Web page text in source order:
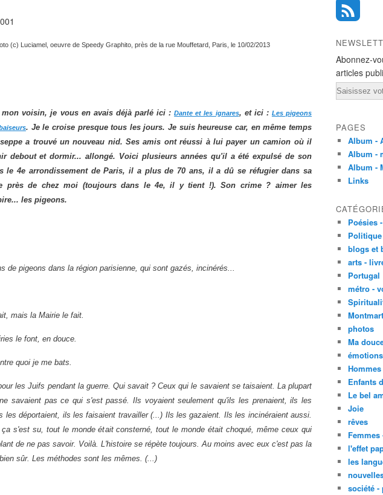
(c) Luciamel, oeuvre de Speedy Graphito, près de la rue Mouffetard, Paris, le 10/02/2013
mon voisin, je vous en avais déjà parlé ici :Dante et les ignares, et ici : Les pigeons
. Je le croise presque tous les jours. Je suis heureuse car, en même temps
a trouvé un nouveau nid. Ses amis ont réussi à lui payer un camion où il
debout et dormir... allongé. Voici plusieurs années qu'il a été expulsé de son
le 4e arrondissement de Paris, il a plus de 70 ans, il a dû se réfugier dans sa
près de chez moi (toujours dans le 4e, il y tient !). Son crime ? aimer les
les pigeons.
de pigeons dans la région parisienne, qui sont gazés, incinérés...
mais la Mairie le fait.
le font, en douce.
quoi je me bats.
les Juifs pendant la guerre. Qui savait ? Ceux qui le savaient se taisaient. La plupart
savaient pas ce qui s'est passé. Ils voyaient seulement qu'ils les prenaient, ils les
les déportaient, ils les faisaient travailler (...) Ils les gazaient. Ils les incinéraient aussi.
s'est su, tout le monde était consterné, tout le monde était choqué, même ceux qui
de ne pas savoir. Voilà. L'histoire se répète toujours. Au moins avec eux c'est pas la
sûr. Les méthodes sont les mêmes. (...)
Abonnez-
articles
Email
PAGES
Album -
Album -
Album -
Links
Poésies
blogs et
arts -
Portugal
métro -
photos
Ma
Enfants
Le bel
Joie
rêves
l'effet
les
société -